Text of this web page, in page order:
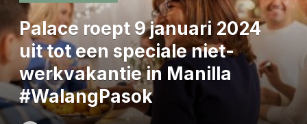
Palace roept 9 januari 2024
uit tot een speciale niet-
werkvakantie in Manilla
#WalangPasok